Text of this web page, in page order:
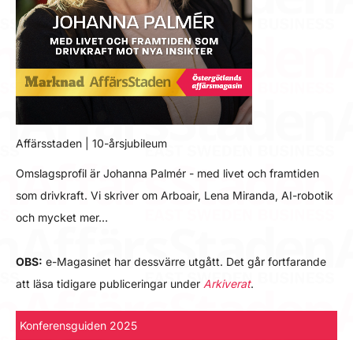
Affärsstaden | 10-årsjubileum
Omslagsprofil är Johanna Palmér - med livet och framtiden
som drivkraft. Vi skriver om Arboair, Lena Miranda, AI-robotik
och mycket mer…
OBS: e-Magasinet har dessvärre utgått. Det går fortfarande
att läsa tidigare publiceringar under Arkiverat.
Konferensguiden 2025